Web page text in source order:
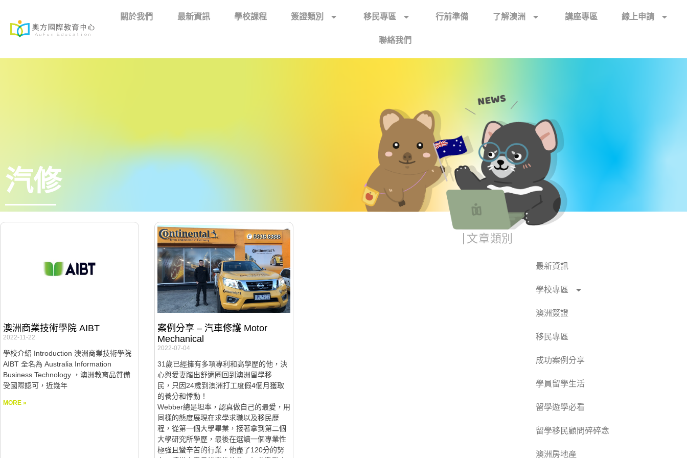
關於我們 最新資訊 學校課程 簽證類別 移民專區 行前準備 了解澳洲 講座專區 線上申請
聯絡我們
汽修
澳洲商業技術學院 AIBT
2022-11-22
學校介紹 Introduction 澳洲商業技術學院
AIBT 全名為 Australia Information
Business Technology ，澳洲教育品質備
受國際認可，近幾年
MORE »
案例分享 – 汽車修護 Motor
Mechanical
2022-07-04
31歲已經擁有多項專利和高學歷的他，決
心與愛妻踏出舒適圈回到澳洲留學移
民，只因24歲到澳洲打工度假4個月獲取
的養分和悸動！
Webber總是坦率，認真做自己的最愛，用
同樣的態度展現在求學求職以及移民歷
程，從第一個大學畢業，接著拿到第二個
大學研究所學歷，最後在選讀一個專業性
極強且蠻辛苦的行業，他盡了120分的努
文章類別
最新資訊
學校專區
澳洲簽證
移民專區
成功案例分享
學員留學生活
留學遊學必看
留學移民顧問碎碎念
澳洲房地產